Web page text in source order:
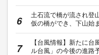
土石流で橋が流され登
仮の橋ができ、下山始
【台風情報】新たに
ル台風」の今後の進路